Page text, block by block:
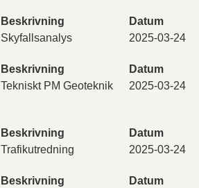
Beskrivning
Skyfallsanalys
Datum
2025-03-24
Beskrivning
Tekniskt PM Geoteknik
Datum
2025-03-24
Beskrivning
Trafikutredning
Datum
2025-03-24
Beskrivning
Datum